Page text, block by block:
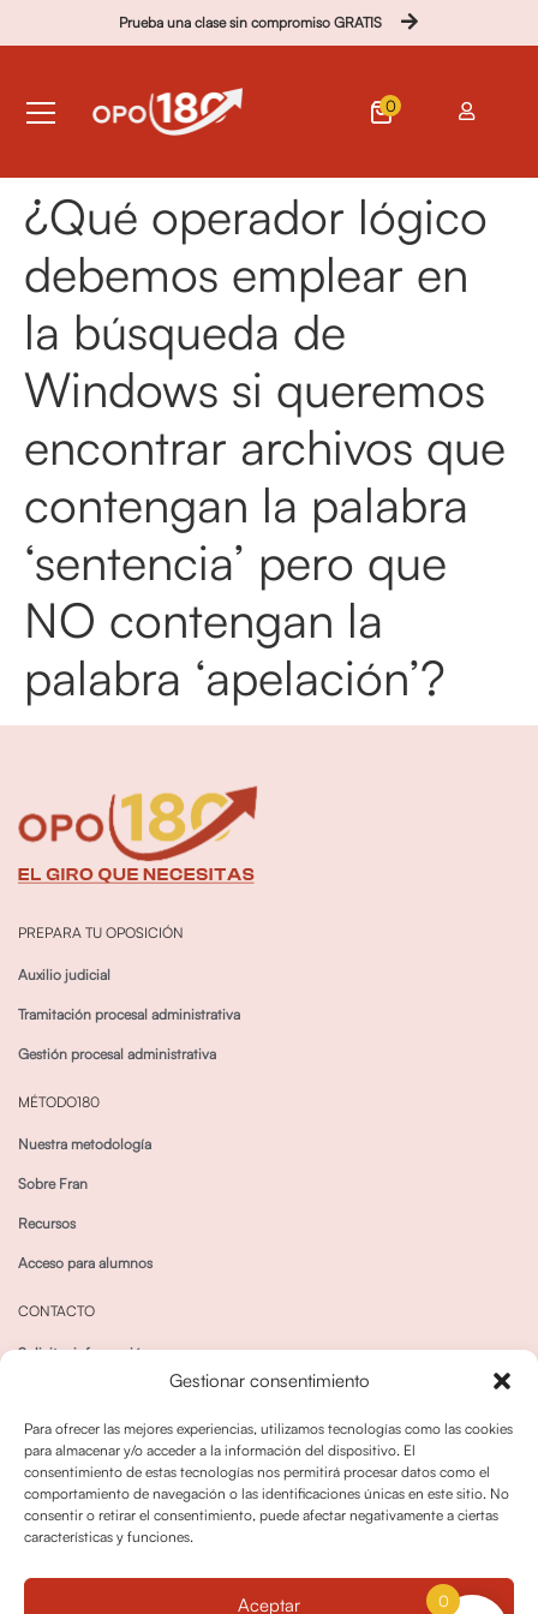
Gestionar consentimiento
Para ofrecer las mejores experiencias, utilizamos tecnologías como las cookies
para almacenar y/o acceder a la información del dispositivo. El
consentimiento de estas tecnologías nos permitirá procesar datos como el
comportamiento de navegación o las identificaciones únicas en este sitio. No
consentir o retirar el consentimiento, puede afectar negativamente a ciertas
características y funciones.
Aceptar
Prueba una clase sin compromiso GRATIS
0
¿Qué operador lógico
debemos emplear en
la búsqueda de
Windows si queremos
encontrar archivos que
contengan la palabra
‘sentencia’ pero que
NO contengan la
palabra ‘apelación’?
PREPARA TU OPOSICIÓN
Auxilio judicial
Tramitación procesal administrativa
Gestión procesal administrativa
MÉTODO180
Nuestra metodología
Sobre Fran
Recursos
Acceso para alumnos
CONTACTO
Solicitar información
Política de cookies
0